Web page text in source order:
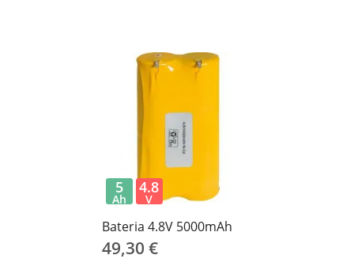
Bateria 4.8V 5000mAh
49,30 €
5
Ah
4.8
V